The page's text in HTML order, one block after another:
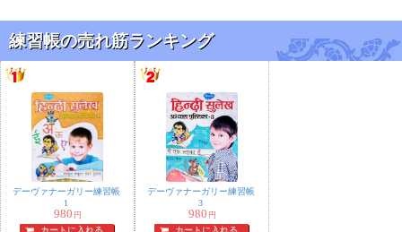
ルミの風合い
練習帳の売れ筋ランキング
デーヴァナーガリー練習帳
1
980 円
カートに入れる
デーヴァナーガリー練習帳
3
980 円
カートに入れる